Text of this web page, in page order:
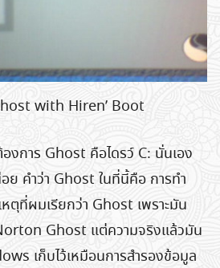
with Hiren’ Boot
งการ Ghost คือไดรว์ C: นั่นเอง
คำว่า Ghost ในที่นี้คือ การทำ
ที่ผมเรียกว่า Ghost เพราะมัน
Ghost แต่ความจริงแล้วมัน
เก็บไว้เหมือนการสำรองข้อมูล